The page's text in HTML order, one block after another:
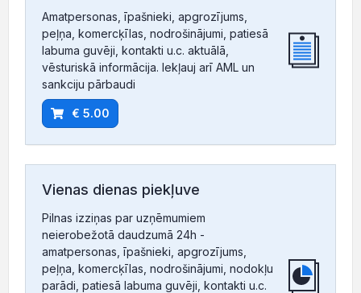
Amatpersonas, īpašnieki, apgrozījums,
peļņa, komercķīlas, nodrošinājumi, patiesā
labuma guvēji, kontakti u.c. aktuālā,
vēsturiskā informācija. Iekļauj arī AML un
sankciju pārbaudi
€ 5.00
Vienas dienas piekļuve
Pilnas izziņas par uzņēmumiem
neierobežotā daudzumā 24h -
amatpersonas, īpašnieki, apgrozījums,
peļņa, komercķīlas, nodrošinājumi, nodokļu
parādi, patiesā labuma guvēji, kontakti u.c.